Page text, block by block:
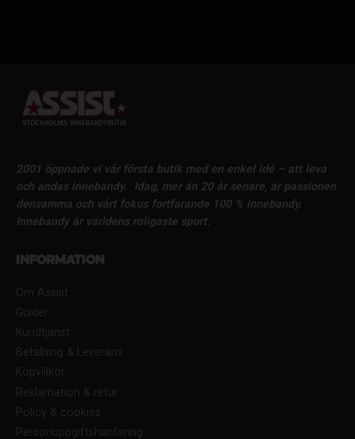
2001 öppnade vi vår första butik med en enkel idé – att leva
och andas innebandy.
Idag, mer än 20 år senare, är passionen
densamma och vårt fokus fortfarande 100 % innebandy.
Innebandy är världens roligaste sport.
Information
Om Assist
Guider
Kundtjänst
Betalning & Leverans
Köpvillkor
Reklamation & retur
Policy & cookies
Personuppgiftshantering